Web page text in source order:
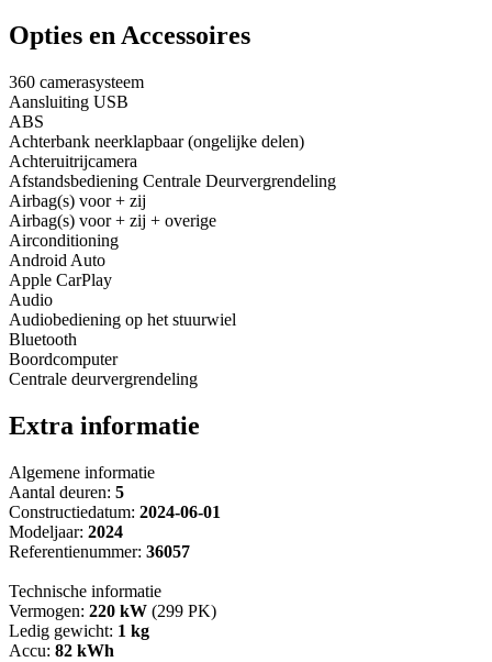
Opties en Accessoires
360 camerasysteem
Aansluiting USB
ABS
Achterbank neerklapbaar (ongelijke delen)
Achteruitrijcamera
Afstandsbediening Centrale Deurvergrendeling
Airbag(s) voor + zij
Airbag(s) voor + zij + overige
Airconditioning
Android Auto
Apple CarPlay
Audio
Audiobediening op het stuurwiel
Bluetooth
Boordcomputer
Centrale deurvergrendeling
Extra informatie
Algemene informatie
Aantal deuren: 5
Constructiedatum: 2024-06-01
Modeljaar: 2024
Referentienummer: 36057
Technische informatie
Vermogen: 220 kW (299 PK)
Ledig gewicht: 1 kg
Accu: 82 kWh